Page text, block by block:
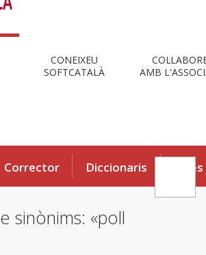
CONEIXEU
SOFTCATALÀ
AMB
Corrector Diccionaris Eines
sinònims: «poll